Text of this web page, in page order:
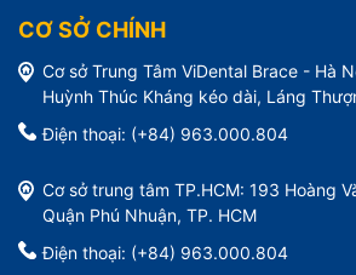
CƠ SỞ CHÍNH
Cơ sở Trung Tâm ViDental Brace - Hà
Huỳnh Thúc Kháng kéo dài, Láng
Điện thoại: (+84) 963.000.804
Cơ sở trung tâm TP.HCM: 193 Hoàng
Quận Phú Nhuận, TP. HCM
Điện thoại: (+84) 963.000.804